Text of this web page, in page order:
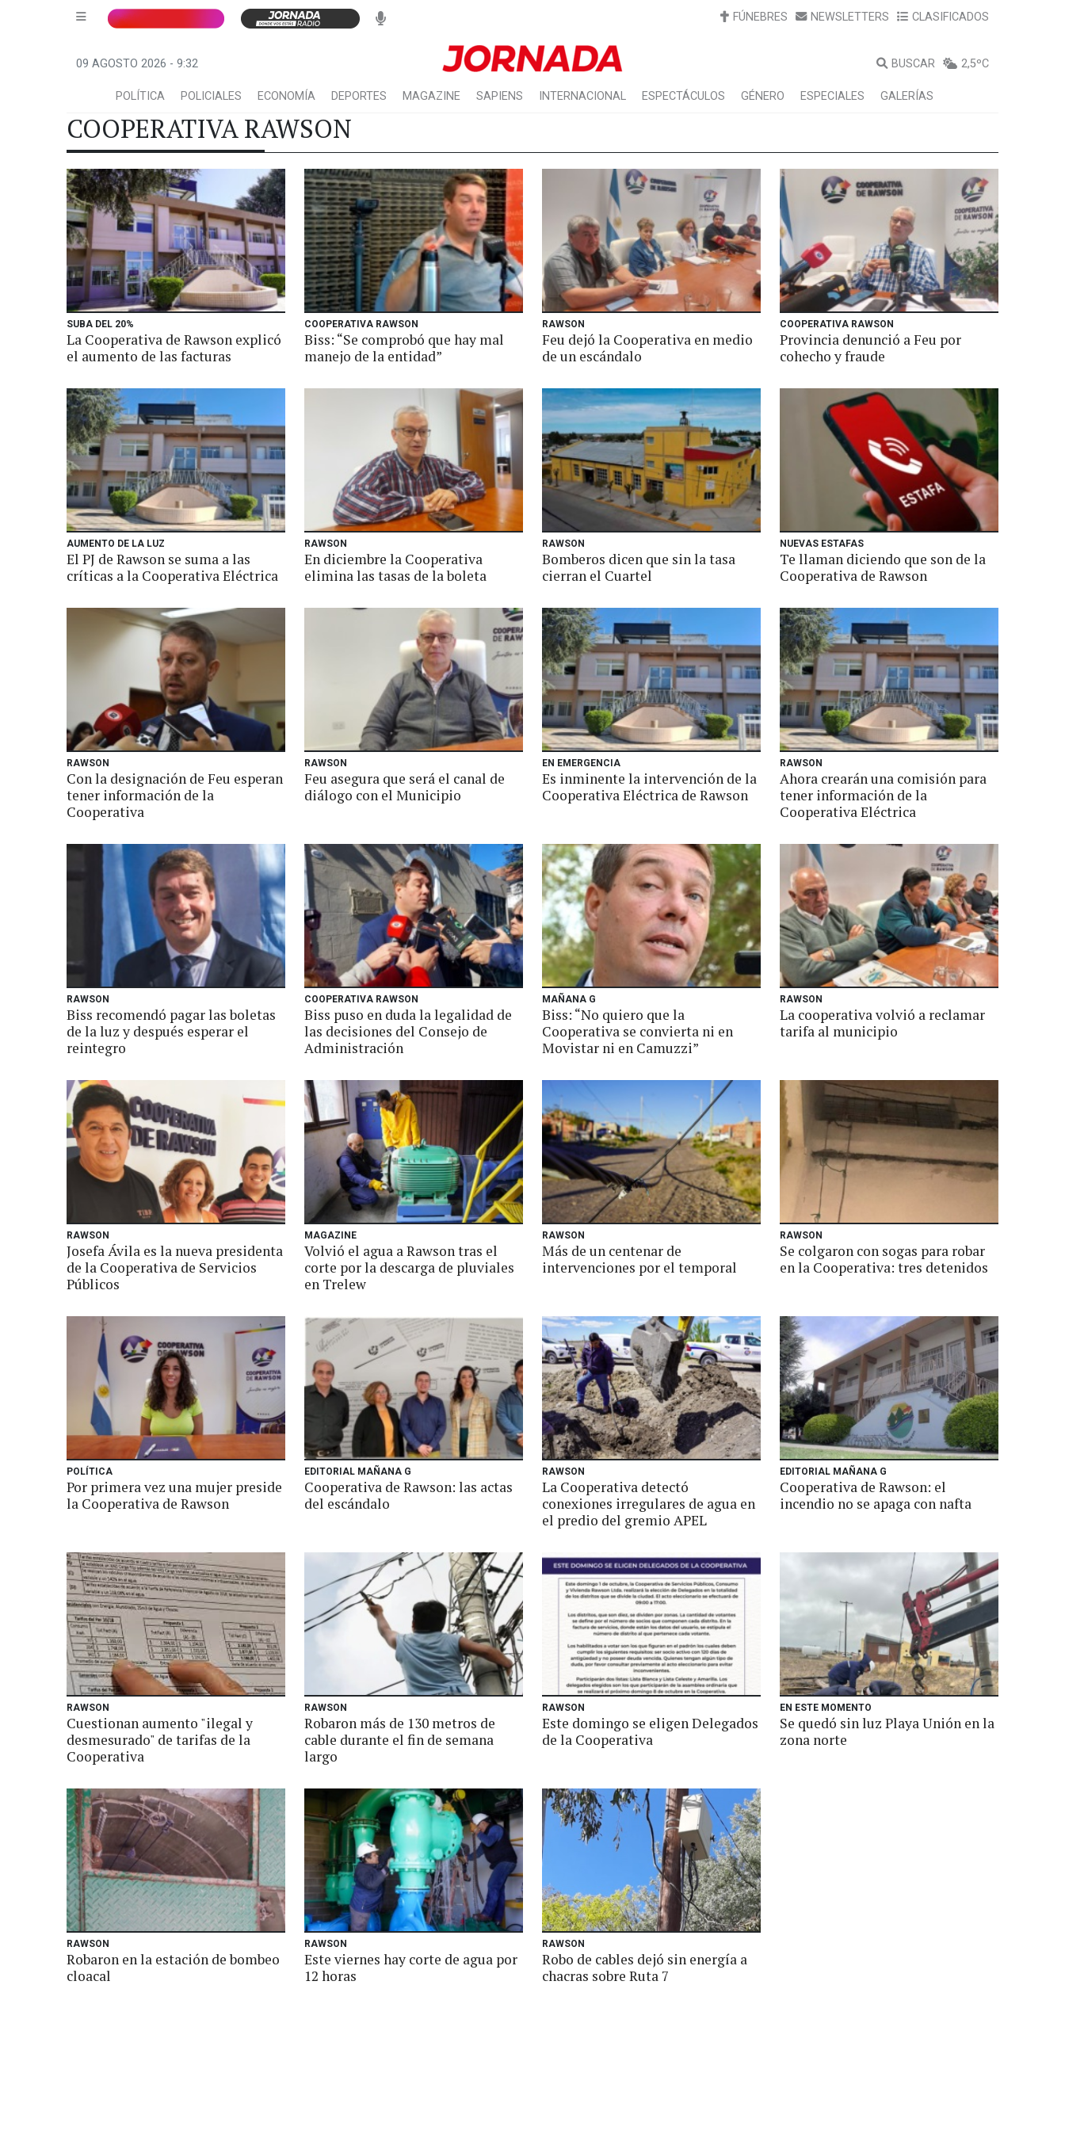
FÚNEBRES NEWSLETTERS CLASIFICADOS
09 AGOSTO 2026 - 9:32 BUSCAR 2,5ºC
POLÍTICA POLICIALES ECONOMÍA DEPORTES MAGAZINE SAPIENS INTERNACIONAL ESPECTÁCULOS GÉNERO ESPECIALES GALERÍAS
COOPERATIVA RAWSON
SUBA DEL 20%
La Cooperativa de Rawson explicó
el aumento de las facturas
COOPERATIVA RAWSON
Biss: “Se comprobó que hay mal
manejo de la entidad”
RAWSON
Feu dejó la Cooperativa en medio
de un escándalo
COOPERATIVA RAWSON
Provincia denunció a Feu por
cohecho y fraude
AUMENTO DE LA LUZ
El PJ de Rawson se suma a las
críticas a la Cooperativa Eléctrica
RAWSON
En diciembre la Cooperativa
elimina las tasas de la boleta
RAWSON
Bomberos dicen que sin la tasa
cierran el Cuartel
NUEVAS ESTAFAS
Te llaman diciendo que son de la
Cooperativa de Rawson
RAWSON
Con la designación de Feu esperan
tener información de la
Cooperativa
RAWSON
Feu asegura que será el canal de
diálogo con el Municipio
EN EMERGENCIA
Es inminente la intervención de la
Cooperativa Eléctrica de Rawson
RAWSON
Ahora crearán una comisión para
tener información de la
Cooperativa Eléctrica
RAWSON
Biss recomendó pagar las boletas
de la luz y después esperar el
reintegro
COOPERATIVA RAWSON
Biss puso en duda la legalidad de
las decisiones del Consejo de
Administración
MAÑANA G
Biss: “No quiero que la
Cooperativa se convierta ni en
Movistar ni en Camuzzi”
RAWSON
La cooperativa volvió a reclamar
tarifa al municipio
RAWSON
Josefa Ávila es la nueva presidenta
de la Cooperativa de Servicios
Públicos
MAGAZINE
Volvió el agua a Rawson tras el
corte por la descarga de pluviales
en Trelew
RAWSON
Más de un centenar de
intervenciones por el temporal
RAWSON
Se colgaron con sogas para robar
en la Cooperativa: tres detenidos
POLÍTICA
Por primera vez una mujer preside
la Cooperativa de Rawson
EDITORIAL MAÑANA G
Cooperativa de Rawson: las actas
del escándalo
RAWSON
La Cooperativa detectó
conexiones irregulares de agua en
el predio del gremio APEL
EDITORIAL MAÑANA G
Cooperativa de Rawson: el
incendio no se apaga con nafta
RAWSON
Cuestionan aumento "ilegal y
desmesurado" de tarifas de la
Cooperativa
RAWSON
Robaron más de 130 metros de
cable durante el fin de semana
largo
RAWSON
Este domingo se eligen Delegados
de la Cooperativa
EN ESTE MOMENTO
Se quedó sin luz Playa Unión en la
zona norte
RAWSON
Robaron en la estación de bombeo
cloacal
RAWSON
Este viernes hay corte de agua por
12 horas
RAWSON
Robo de cables dejó sin energía a
chacras sobre Ruta 7